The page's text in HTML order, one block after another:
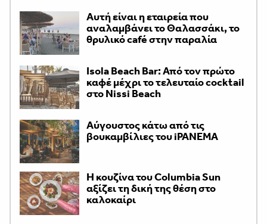
Αυτή είναι η εταιρεία που
αναλαμβάνει το Θαλασσάκι, το
θρυλικό café στην παραλία
Isola Beach Bar: Από τον πρώτο
καφέ μέχρι το τελευταίο cocktail
στο Nissi Beach
Αύγουστος κάτω από τις
βουκαμβίλιες του iPANEMA
Η κουζίνα του Columbia Sun
αξίζει τη δική της θέση στο
καλοκαίρι